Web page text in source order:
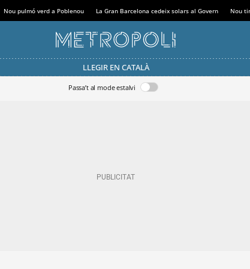
Nou pulmó verd a Poblenou La Gran Barcelona cedeix solars al Govern Nou
LLEGIR EN CATALÀ
Passa’t al mode estalvi